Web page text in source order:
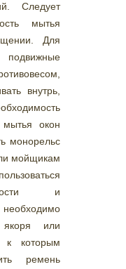
Следует
мытья
Для
внутрь,
окон
монорельс
мойщикам
и
якоря или
к которым
ремень